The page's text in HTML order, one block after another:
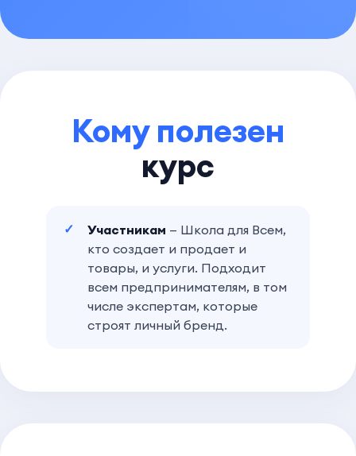
Кому полезен
курс
Участникам — Школа для Всем,
кто создает и продает и
товары, и услуги. Подходит
всем предпринимателям, в том
числе экспертам, которые
строят личный бренд.